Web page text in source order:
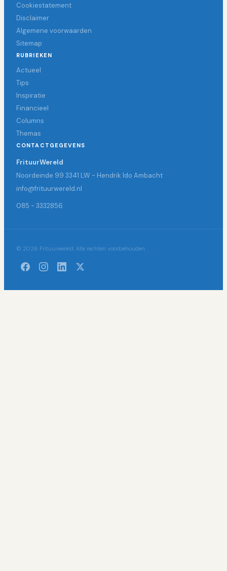
Cookiestatement
Disclaimer
Algemene voorwaarden
Sitemap
RUBRIEKEN
Actueel
Tips
Inspiratie
Financieel
Columns
Themas
CONTACTGEGEVENS
FrituurWereld
Noordeinde 99 3341 LW - Hendrik Ido Ambacht
info@frituurwereld.nl
085 - 3332856
© 2026 Frituurwereld. Alle rechten voorbehouden.